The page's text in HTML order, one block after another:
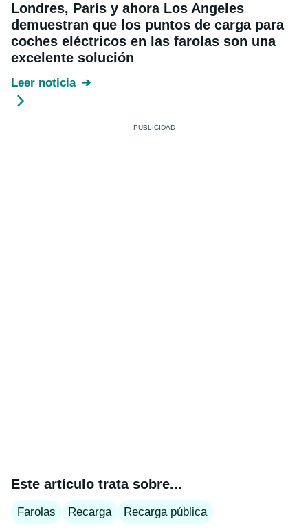
Londres, París y ahora Los Angeles
demuestran que los puntos de carga para
coches eléctricos en las farolas son una
excelente solución
Leer noticia
Este artículo trata sobre...
Farolas Recarga Recarga pública